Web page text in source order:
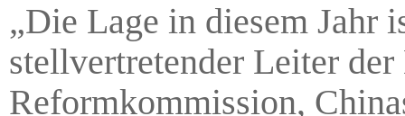
„Die Lage in diesem Jahr
stellvertretender Leiter
Reformkommission,